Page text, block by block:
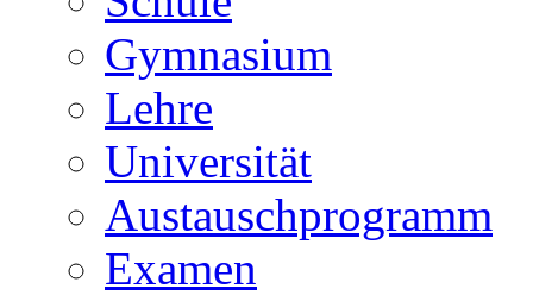
Gymnasium
Lehre
Universität
Austauschprogramm
Examen